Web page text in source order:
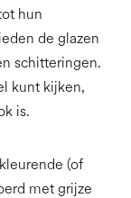
hun
de glazen
schitteringen.
kunt kijken,
is.
(of
met grijze